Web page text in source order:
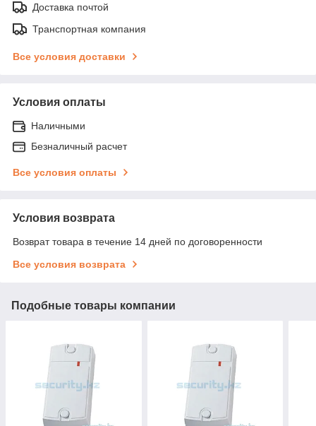
Доставка почтой
Транспортная компания
Все условия доставки
Условия оплаты
Наличными
Безналичный расчет
Все условия оплаты
Условия возврата
Возврат товара в течение 14 дней по договоренности
Все условия возврата
Подобные товары компании